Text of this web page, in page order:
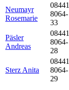
Neumayr
Rosemarie
08441
8064-
33
Päsler
Andreas
08441
8064-
28
Sterz Anita
08441
8064-
29